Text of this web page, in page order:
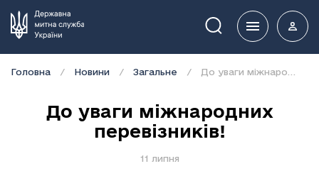
Пошук
Головна Новини Загальне
До уваги міжнародних
перевізників!
11 липня